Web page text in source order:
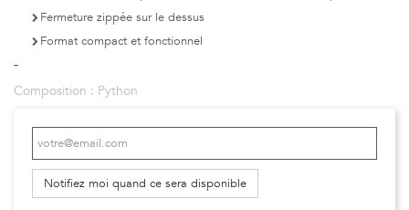
Fermeture zippée sur le dessus
Format compact et fonctionnel
Composition : Python
Notifiez moi quand ce sera disponible